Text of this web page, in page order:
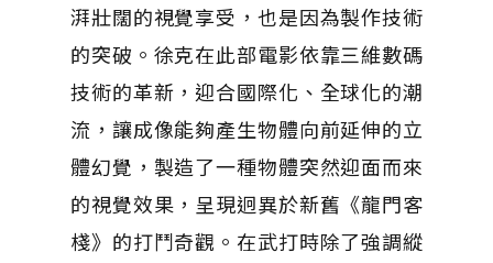
湃壯闊的視覺享受，也是因為製作技術
的突破。徐克在此部電影依靠三維數碼
技術的革新，迎合國際化、全球化的潮
流，讓成像能夠產生物體向前延伸的立
體幻覺，製造了一種物體突然迎面而來
的視覺效果，呈現迥異於新舊《龍門客
棧》的打鬥奇觀。在武打時除了強調縱